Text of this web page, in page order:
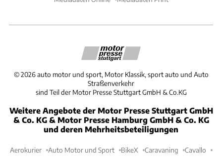
©2026 auto motor und sport, Motor Klassik, sport auto und Auto
Straßenverkehr
sind Teil der Motor Presse Stuttgart GmbH & Co.KG
Weitere Angebote der Motor Presse Stuttgart GmbH
& Co. KG & Motor Presse Hamburg GmbH & Co. KG
und deren Mehrheitsbeteiligungen
Aerokurier Auto Motor und Sport BikeX Caravaning Cavallo